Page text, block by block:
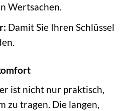
Wertsachen.
Damit Sie Ihren Schlüssel
ist nicht nur praktisch,
zu tragen. Die langen,